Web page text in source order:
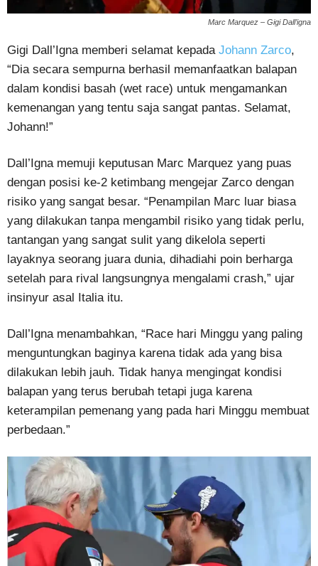
Marc Marquez – Gigi Dall’igna
Gigi Dall’Igna memberi selamat kepada Johann Zarco,
“Dia secara sempurna berhasil memanfaatkan balapan
dalam kondisi basah (wet race) untuk mengamankan
kemenangan yang tentu saja sangat pantas. Selamat,
Johann!”
Dall’Igna memuji keputusan Marc Marquez yang puas
dengan posisi ke-2 ketimbang mengejar Zarco dengan
risiko yang sangat besar. “Penampilan Marc luar biasa
yang dilakukan tanpa mengambil risiko yang tidak perlu,
tantangan yang sangat sulit yang dikelola seperti
layaknya seorang juara dunia, dihadiahi poin berharga
setelah para rival langsungnya mengalami crash,” ujar
insinyur asal Italia itu.
Dall’Igna menambahkan, “Race hari Minggu yang paling
menguntungkan baginya karena tidak ada yang bisa
dilakukan lebih jauh. Tidak hanya mengingat kondisi
balapan yang terus berubah tetapi juga karena
keterampilan pemenang yang pada hari Minggu membuat
perbedaan.”